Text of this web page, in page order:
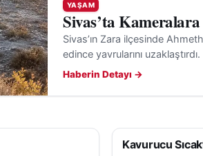
YAŞAM
Sivas’ta
Sivas’ın Zara ilçesinde
edince yavrularını uzaklaştırdı.
Haberin Detayı →
YAŞAM
Kavurucu